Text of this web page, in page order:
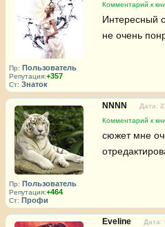
Пр: Пользователь
Репутация:+357
Ст: Знаток
Комментарий к
Интересный
не очень
Пр: Пользователь
Репутация:+464
Ст: Профи
NNNN
Дата:
Комментарий к
сюжет мне
Eveline
Дата: